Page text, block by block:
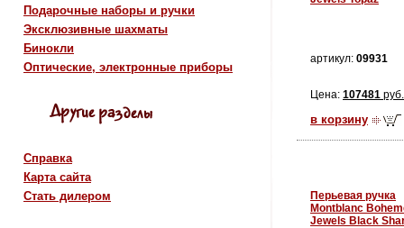
Подарочные наборы и ручки
Эксклюзивные шахматы
Бинокли
Оптические, электронные приборы
Справка
Карта сайта
Стать дилером
артикул: 09931
Цена: 107481 руб.
в корзину
Перьевая ручка
Montblanc
Jewels Black